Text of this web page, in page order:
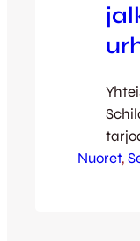
Nuoret,